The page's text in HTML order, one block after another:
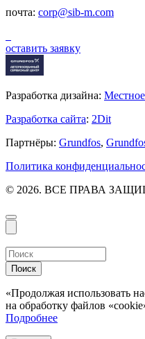
почта: corp@sib-m.com
оставить заявку
Разработка дизайна:
Разработка сайта: 2Dit
Партнёры: Grundfos,
Политика
© 2026. ВСЕ ПРАВА
Поиск
«Продолжая использовать
на обработку файлов
Подробнее